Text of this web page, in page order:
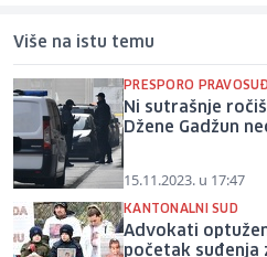
Više na istu temu
PRESPORO
Ni sutrašnje
Džene Gadžun
15.11.2023. u 17:47
KANTONALNI SUD
Advokati
početak suđenja